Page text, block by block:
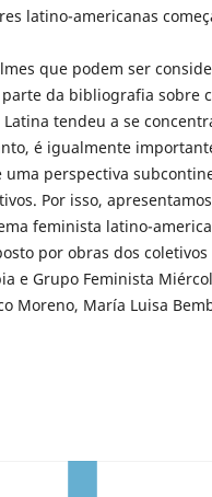
latino-americanas
que podem ser
da bibliografia sobre
tendeu a se
é igualmente
perspectiva
Por isso,
feminista latino-
por obras dos
e Grupo Feminista
Moreno, María Luisa